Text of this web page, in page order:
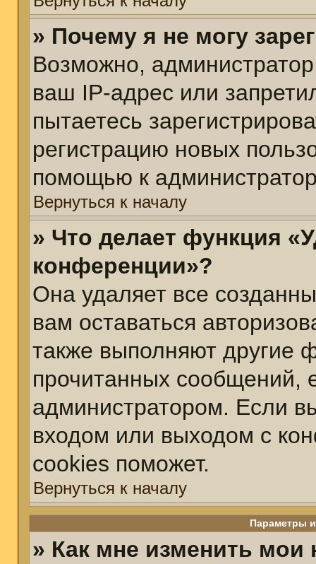
» Почему я не могу
Возможно,
ваш IP-адрес или
пытаетесь
регистрацию новых
помощью к
Вернуться к началу
» Что делает функция
конференции»?
Она удаляет все
вам оставаться
также выполняют другие
прочитанных сообщений,
администратором. Если
входом или выходом с
cookies поможет.
Вернуться к началу
Параметры
» Как мне изменить мои